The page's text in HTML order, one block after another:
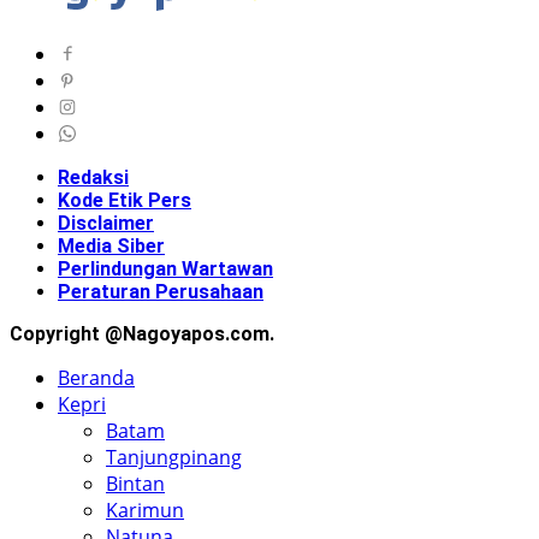
Redaksi
Kode Etik Pers
Disclaimer
Media Siber
Perlindungan Wartawan
Peraturan Perusahaan
Copyright @Nagoyapos.com.
Beranda
Kepri
Batam
Tanjungpinang
Bintan
Karimun